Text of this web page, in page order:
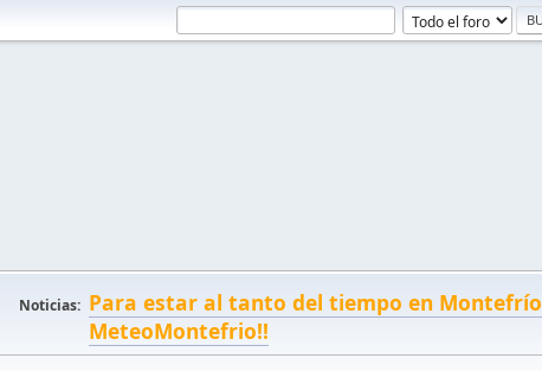
Noticias: Para estar al tanto del tiempo en
MeteoMontefrio!!